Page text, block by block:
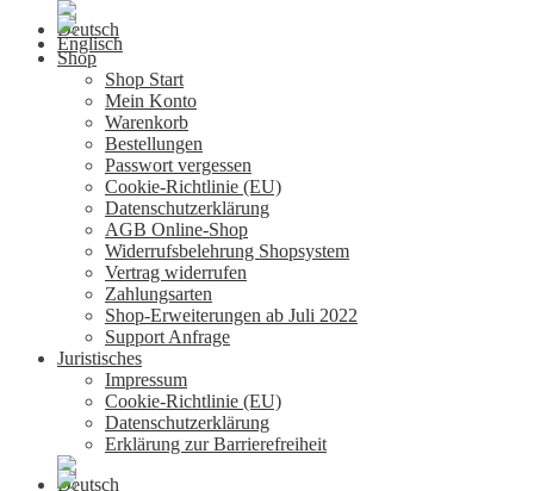
Shop
Shop Start
Mein Konto
Warenkorb
Bestellungen
Passwort vergessen
Cookie-Richtlinie (EU)
Datenschutzerklärung
AGB Online-Shop
Widerrufsbelehrung Shopsystem
Vertrag widerrufen
Zahlungsarten
Shop-Erweiterungen ab Juli 2022
Support Anfrage
Juristisches
Impressum
Cookie-Richtlinie (EU)
Datenschutzerklärung
Erklärung zur Barrierefreiheit